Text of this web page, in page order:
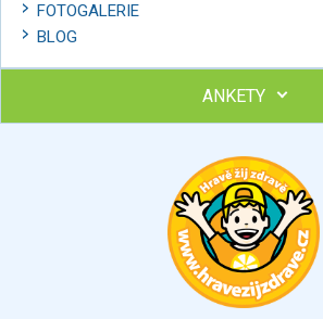
FOTOGALERIE
BLOG
ANKETY